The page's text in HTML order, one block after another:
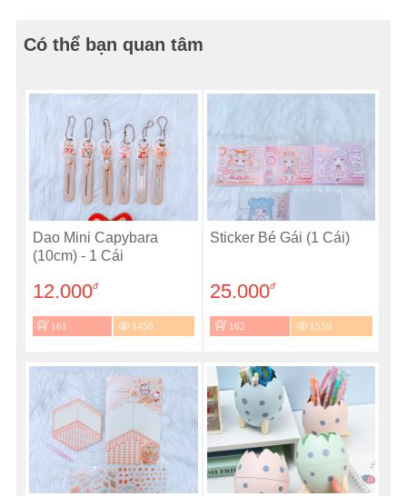
Có thể bạn quan tâm
Dao Mini Capybara
(10cm) - 1 Cái
12.000đ
161 1450
Sticker Bé Gái (1 Cái)
25.000đ
162 1559